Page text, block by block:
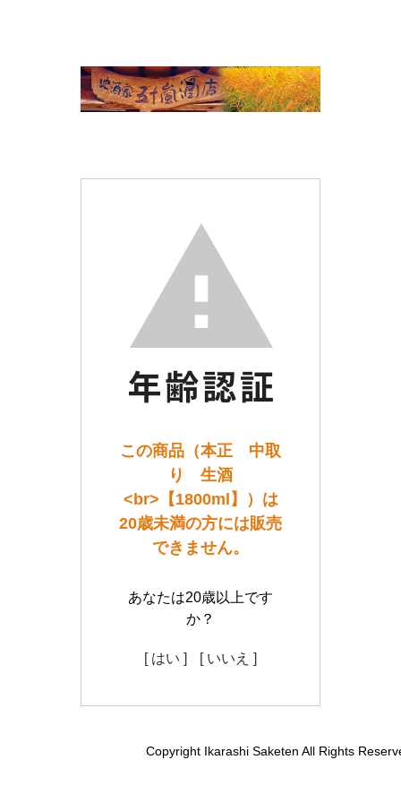
この商品（本正 中取
り 生酒
<br>【1800ml】）は
20歳未満の方には販売
できません。
あなたは20歳以上です
か？
[ はい ] [ いいえ ]
Copyright Ikarashi Saketen All Rights